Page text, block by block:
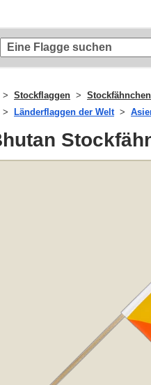
Stockflaggen
Länderflaggen der Welt